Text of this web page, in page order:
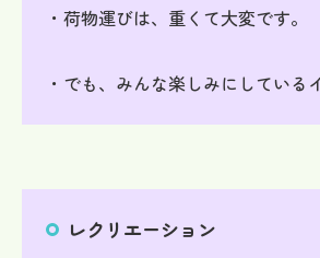
・荷物運びは、重くて大変です。
・でも、みんな楽しみにしている
レクリエーション